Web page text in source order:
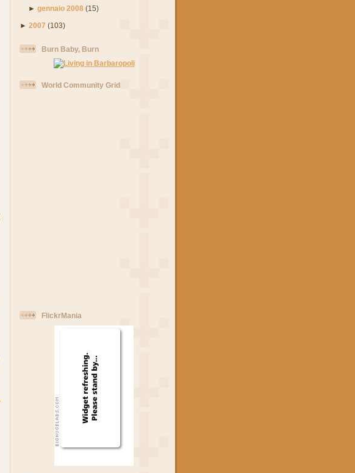
►gennaio 2008 (15)
► 2007 (103)
Burn Baby, Burn
World Community Grid
FlickrMania